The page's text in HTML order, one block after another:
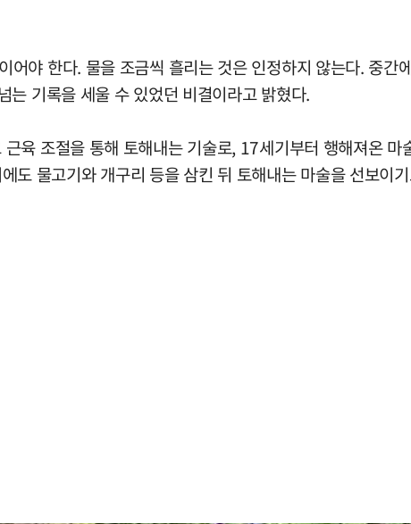
어야 한다. 물을 조금씩 흘리는 것은 인정하지 않는다. 중
기록을 세울 수 있었던 비결이라고 밝혔다.
육 조절을 통해 토해내는 기술로, 17세기부터 행해져온
물고기와 개구리 등을 삼킨 뒤 토해내는 마술을 선보이